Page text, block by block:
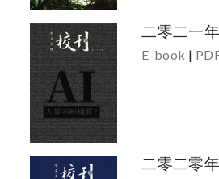
二零二一
E-book |
二零二零